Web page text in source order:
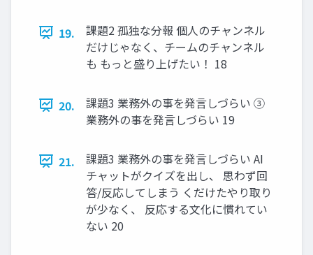
19.
課題2 孤独な分報 個人のチャンネル
だけじゃなく、チームのチャンネル
も もっと盛り上げたい！ 18
20.
課題3 業務外の事を発言しづらい ③
業務外の事を発言しづらい 19
21.
課題3 業務外の事を発言しづらい AI
チャットがクイズを出し、 思わず回
答/反応してしまう くだけたやり取り
が少なく、 反応する文化に慣れてい
ない 20